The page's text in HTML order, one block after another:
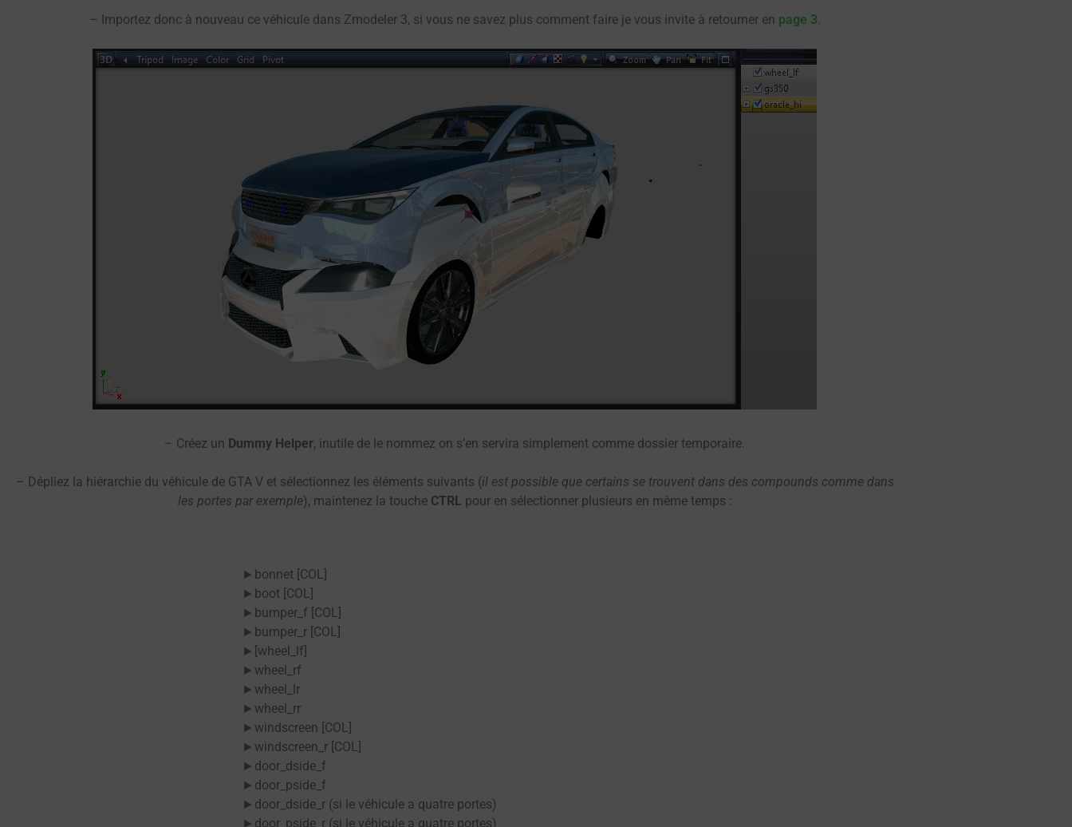
– Importez donc à nouveau ce véhicule dans Zmodeler 3, si vous ne savez plus comment faire je vous invite à retourner en page 3.
– Créez un Dummy Helper, inutile de le nommez on s’en servira simplement comme dossier temporaire.
– Dépliez la hiérarchie du véhicule de GTA V et sélectionnez les éléments suivants (il est possible que certains se trouvent dans des compounds comme dans
les portes par exemple), maintenez la touche CTRL pour en sélectionner plusieurs en même temps :
►bonnet [COL]
►boot [COL]
►bumper_f [COL]
►bumper_r [COL]
►[wheel_lf]
►wheel_rf
►wheel_lr
►wheel_rr
►windscreen [COL]
►windscreen_r [COL]
►door_dside_f
►door_pside_f
►door_dside_r (si le véhicule a quatre portes)
►door_pside_r (si le véhicule a quatre portes)